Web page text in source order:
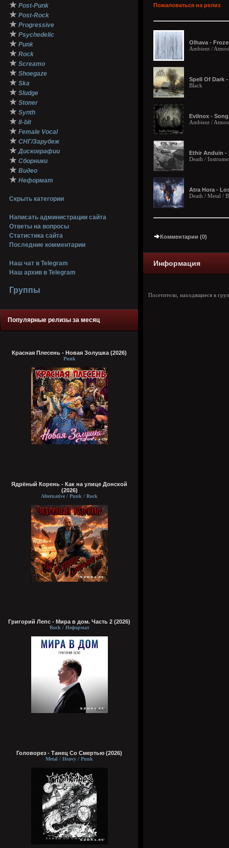
★ Post-Punk
★ Post-Rock
★ Progressive
★ Psychedelic
★ Punk
★ Rock
★ Screamo
★ Shoegaze
★ Ska
★ Sludge
★ Stoner
★ Synth
★ 8-bit
★ Female Vocal
★ СНГ/Зарубеж
★ Дискографии
★ Сборники
★ Видео
★ Неформат
Скрыть категории
Написать администрации сайта
Ответы на вопросы
Статистика сайта
Последние комментарии
Наш чат в Telegram
Наш архив в Telegram
Группы
Популярные релизы за месяц
Красная Плесень - Новая Золушка (2026)
Punk
Ядрёный Корень - Как на улице Донской
(2026)
Alternative / Punk / Rock
Григорий Лепс - Мира в дом. Часть 2 (2026)
Rock / Неформат
Головорез - Tанец Со Смертью (2026)
Metal / Heavy / Punk
Пожаловаться на релиз
Olhava -
Ambient /
Spell Of Dark
Black
Evilnox -
Ambient /
Ethir Anduin -
Death /
Atra Hora -
Death / Metal /
Комментарии (0)
Информация
Посетители, находящиеся в